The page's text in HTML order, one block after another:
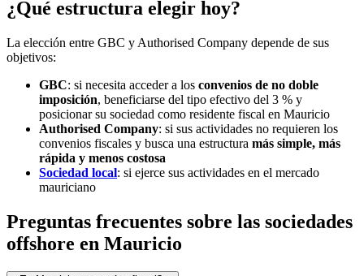
¿Qué estructura elegir hoy?
La elección entre GBC y Authorised Company depende de sus
objetivos:
GBC: si necesita acceder a los convenios de no doble
imposición, beneficiarse del tipo efectivo del 3 % y
posicionar su sociedad como residente fiscal en Mauricio
Authorised Company: si sus actividades no requieren los
convenios fiscales y busca una estructura más simple, más
rápida y menos costosa
Sociedad local: si ejerce sus actividades en el mercado
mauriciano
Preguntas frecuentes sobre las sociedades
offshore en Mauricio